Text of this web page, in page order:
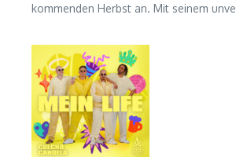
kommenden Herbst an. Mit seinem